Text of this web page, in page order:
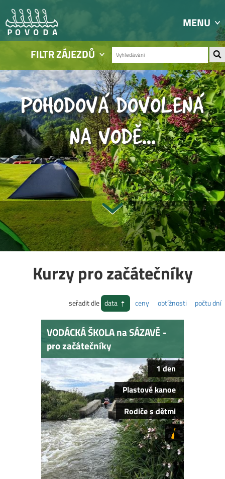
MENU
FILTR ZÁJEZDŮ
POHODOVÁ DOVOLENÁ
NA VODĚ...
Kurzy pro začátečníky
seřadit dle data ceny obtížnosti počtu dní
VODÁCKÁ ŠKOLA na SÁZAVĚ -
pro začátečníky
1 den
Plastové kanoe
Rodiče s dětmi